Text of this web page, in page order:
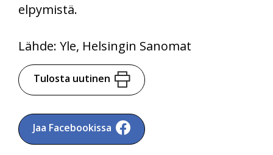
elpymistä.
Lähde: Yle, Helsingin Sanomat
Tulosta uutinen
Jaa Facebookissa